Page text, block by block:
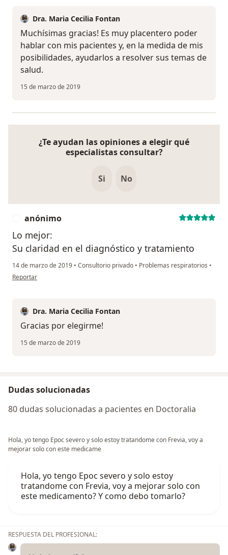
Dra. Maria Cecilia Fontan
Muchísimas gracias! Es muy placentero poder
hablar con mis pacientes y, en la medida de mis
posibilidades, ayudarlos a resolver sus temas de
salud.
15 de marzo de 2019
¿Te ayudan las opiniones a elegir qué
especialistas consultar?
Si No
anónimo
Lo mejor:
Su claridad en el diagnóstico y tratamiento
14 de marzo de 2019 • Consultorio privado • Problemas respiratorios •
en opinión del usuario anónimo
Reportar
Dra. Maria Cecilia Fontan
Gracias por elegirme!
15 de marzo de 2019
Dudas solucionadas
80 dudas solucionadas a pacientes en Doctoralia
Hola, yo tengo Epoc severo y solo estoy tratandome con Frevia, voy a
mejorar solo con este medicame
Hola, yo tengo Epoc severo y solo estoy
tratandome con Frevia, voy a mejorar solo con
este medicamento? Y como debo tomarlo?
RESPUESTA DEL PROFESIONAL: